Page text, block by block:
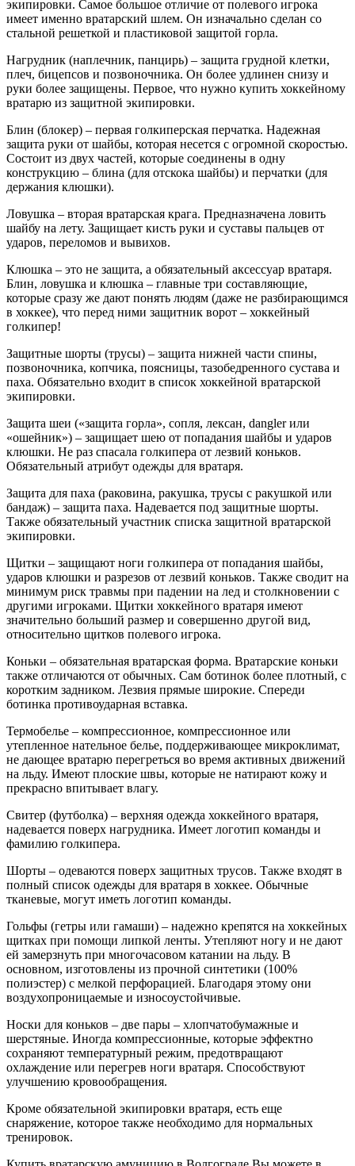
экипировки. Самое большое отличие от полевого игрока
имеет именно вратарский шлем. Он изначально сделан со
стальной решеткой и пластиковой защитой горла.
Нагрудник (наплечник, панцирь) – защита грудной клетки,
плеч, бицепсов и позвоночника. Он более удлинен снизу и
руки более защищены. Первое, что нужно купить хоккейному
вратарю из защитной экипировки.
Блин (блокер) – первая голкиперская перчатка. Надежная
защита руки от шайбы, которая несется с огромной скоростью.
Состоит из двух частей, которые соединены в одну
конструкцию – блина (для отскока шайбы) и перчатки (для
держания клюшки).
Ловушка – вторая вратарская крага. Предназначена ловить
шайбу на лету. Защищает кисть руки и суставы пальцев от
ударов, переломов и вывихов.
Клюшка – это не защита, а обязательный аксессуар вратаря.
Блин, ловушка и клюшка – главные три составляющие,
которые сразу же дают понять людям (даже не разбирающимся
в хоккее), что перед ними защитник ворот – хоккейный
голкипер!
Защитные шорты (трусы) – защита нижней части спины,
позвоночника, копчика, поясницы, тазобедренного сустава и
паха. Обязательно входит в список хоккейной вратарской
экипировки.
Защита шеи («защита горла», сопля, лексан, dangler или
«ошейник») – защищает шею от попадания шайбы и ударов
клюшки. Не раз спасала голкипера от лезвий коньков.
Обязательный атрибут одежды для вратаря.
Защита для паха (раковина, ракушка, трусы с ракушкой или
бандаж) – защита паха. Надевается под защитные шорты.
Также обязательный участник списка защитной вратарской
экипировки.
Щитки – защищают ноги голкипера от попадания шайбы,
ударов клюшки и разрезов от лезвий коньков. Также сводит на
минимум риск травмы при падении на лед и столкновении с
другими игроками. Щитки хоккейного вратаря имеют
значительно больший размер и совершенно другой вид,
относительно щитков полевого игрока.
Коньки – обязательная вратарская форма. Вратарские коньки
также отличаются от обычных. Сам ботинок более плотный, с
коротким задником. Лезвия прямые широкие. Спереди
ботинка противоударная вставка.
Термобелье – компрессионное, компрессионное или
утепленное нательное белье, поддерживающее микроклимат,
не дающее вратарю перегреться во время активных движений
на льду. Имеют плоские швы, которые не натирают кожу и
прекрасно впитывает влагу.
Свитер (футболка) – верхняя одежда хоккейного вратаря,
надевается поверх нагрудника. Имеет логотип команды и
фамилию голкипера.
Шорты – одеваются поверх защитных трусов. Также входят в
полный список одежды для вратаря в хоккее. Обычные
тканевые, могут иметь логотип команды.
Гольфы (гетры или гамаши) – надежно крепятся на хоккейных
щитках при помощи липкой ленты. Утепляют ногу и не дают
ей замерзнуть при многочасовом катании на льду. В
основном, изготовлены из прочной синтетики (100%
полиэстер) с мелкой перфорацией. Благодаря этому они
воздухопроницаемые и износоустойчивые.
Носки для коньков – две пары – хлопчатобумажные и
шерстяные. Иногда компрессионные, которые эффектно
сохраняют температурный режим, предотвращают
охлаждение или перегрев ноги вратаря. Способствуют
улучшению кровообращения.
Кроме обязательной экипировки вратаря, есть еще
снаряжение, которое также необходимо для нормальных
тренировок.